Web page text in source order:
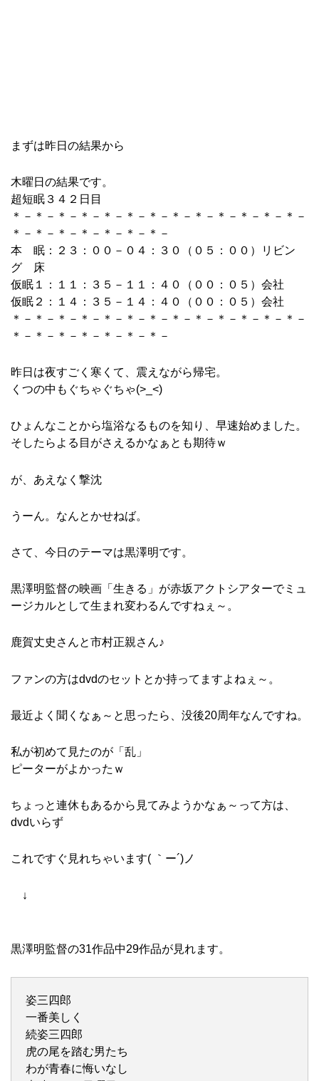
まずは昨日の結果から
木曜日の結果です。
超短眠３４２日目
＊－＊－＊－＊－＊－＊－＊－＊－＊－＊－＊－＊－＊－
＊－＊－＊－＊－＊－＊－＊－
本 眠：２３：００－０４：３０（０５：００）リビン
グ 床
仮眠１：１１：３５－１１：４０（００：０５）会社
仮眠２：１４：３５－１４：４０（００：０５）会社
＊－＊－＊－＊－＊－＊－＊－＊－＊－＊－＊－＊－＊－
＊－＊－＊－＊－＊－＊－＊－
昨日は夜すごく寒くて、震えながら帰宅。
くつの中もぐちゃぐちゃ(>_<)
ひょんなことから塩浴なるものを知り、早速始めました。
そしたらよる目がさえるかなぁとも期待ｗ
が、あえなく撃沈
うーん。なんとかせねば。
さて、今日のテーマは黒澤明です。
黒澤明監督の映画「生きる」が赤坂アクトシアターでミュ
ージカルとして生まれ変わるんですねぇ～。
鹿賀丈史さんと市村正親さん♪
ファンの方はdvdのセットとか持ってますよねぇ～。
最近よく聞くなぁ～と思ったら、没後20周年なんですね。
私が初めて見たのが「乱」
ピーターがよかったｗ
ちょっと連休もあるから見てみようかなぁ～って方は、
dvdいらず
これですぐ見れちゃいます( ｀ー´)ノ
↓
黒澤明監督の31作品中29作品が見れます。
姿三四郎
一番美しく
続姿三四郎
虎の尾を踏む男たち
わが青春に悔いなし